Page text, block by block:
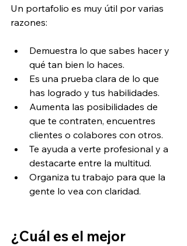
Un portafolio es muy útil por varias
razones:
Demuestra lo que sabes hacer y
qué tan bien lo haces.
Es una prueba clara de lo que
has logrado y tus habilidades.
Aumenta las posibilidades de
que te contraten, encuentres
clientes o colabores con otros.
Te ayuda a verte profesional y a
destacarte entre la multitud.
Organiza tu trabajo para que la
gente lo vea con claridad.
¿Cuál es el mejor